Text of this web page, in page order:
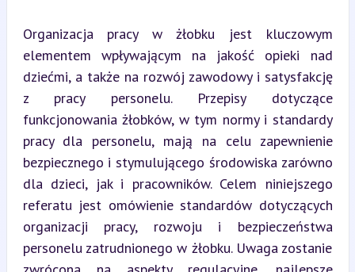
Organizacja pracy w żłobku jest kluczowym
elementem wpływającym na jakość opieki nad
dziećmi, a także na rozwój zawodowy i satysfakcję
z pracy personelu. Przepisy dotyczące
funkcjonowania żłobków, w tym normy i standardy
pracy dla personelu, mają na celu zapewnienie
bezpiecznego i stymulującego środowiska zarówno
dla dzieci, jak i pracowników. Celem niniejszego
referatu jest omówienie standardów dotyczących
organizacji pracy, rozwoju i bezpieczeństwa
personelu zatrudnionego w żłobku. Uwaga zostanie